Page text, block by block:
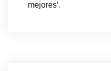
mejores’.